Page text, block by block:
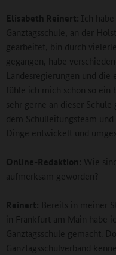
Elisabeth Reinert: Ich
Ganztagsschule, an der
gearbeitet, bin durch
gegangen, habe
Landesregierungen und
fühle ich mich schon so ein
sehr gerne an dieser
dem Schulleitungsteam
Dinge entwickelt und
Online-Redaktion: Wie
aufmerksam geworden?
Reinert: Bereits in meiner
in Frankfurt am Main habe
Ganztagsschule gemacht.
Ganztagsschulverband